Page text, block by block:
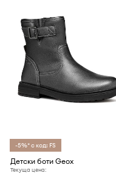
-5%* с код: FS
Детски боти Geox
Текуща цена: